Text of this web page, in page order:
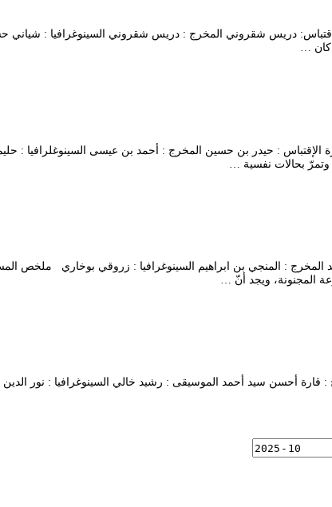
نسين إقتباس: دريس شقروني المخرج : دريس شقروني السينوغرافيا
كان …
: يمينة مشاكرة الإقتباس : حيدر بن حسين المخرج : أحمد بن عيسى
بحالات نفسية …
الكريم برشيد المخرج : المنجي بن ابراهيم السينوغرافيا : زروقي
المجنونة، ويجد أنّ …
لرادي المخرج : قارة أحسن سيد أحمد الموسيقى : رشيد خالي